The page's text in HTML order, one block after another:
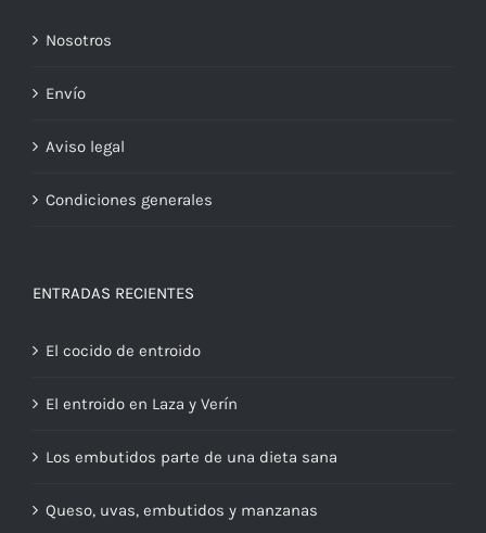
Nosotros
Envío
Aviso legal
Condiciones generales
ENTRADAS RECIENTES
El cocido de entroido
El entroido en Laza y Verín
Los embutidos parte de una dieta sana
Queso, uvas, embutidos y manzanas